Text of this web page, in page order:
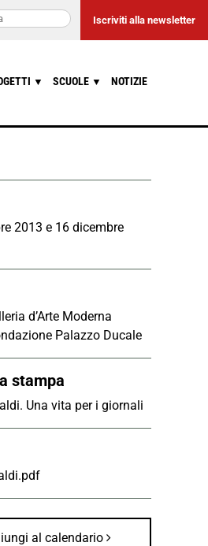
Iscriviti alla newsletter
▼ SCUOLE ▼ NOTIZIE
2013 e 16 dicembre
d’Arte Moderna
Palazzo Ducale
stampa
Una vita per i giornali
al calendario